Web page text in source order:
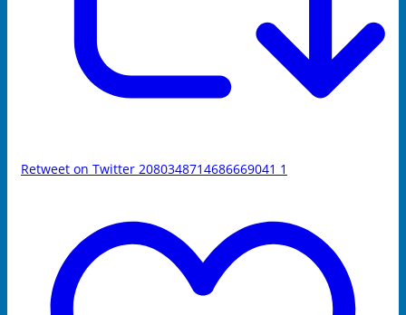
Retweet on Twitter 2080348714686669041 1